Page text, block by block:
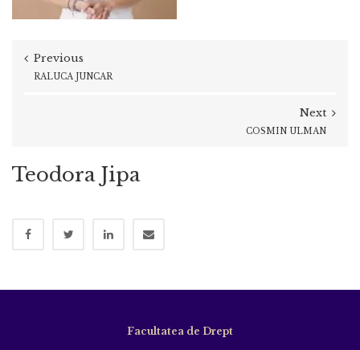
Previous
RALUCA JUNCAR
Next
COSMIN ULMAN
Teodora Jipa
Facultatea de Drept